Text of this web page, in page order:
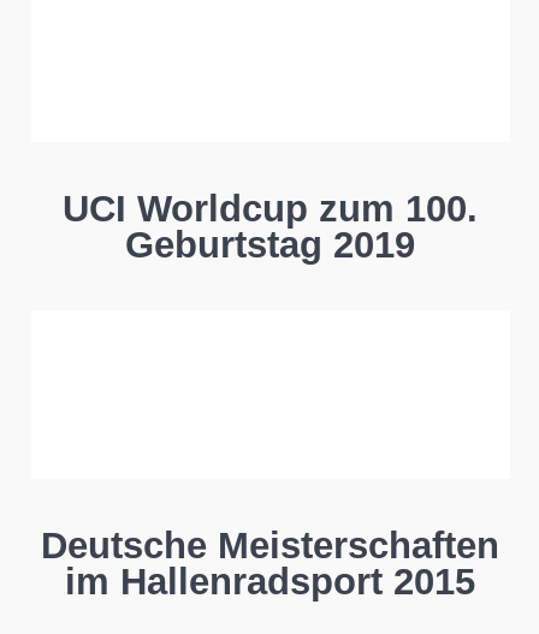
UCI Worldcup zum 100.
Geburtstag 2019
Deutsche Meisterschaften
im Hallenradsport 2015